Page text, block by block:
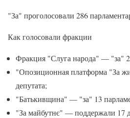
"За" проголосовали 286
Как голосовали фракции
Фракция "Слуга народа" — "за"
"Опозиционная платформа "За
депутата;
"Батькивщина" — "за" 13
"За майбутнє" — поддержали 17